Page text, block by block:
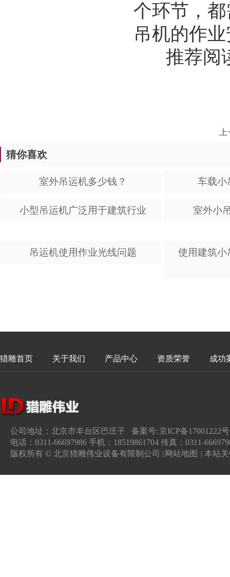
个环节，
吊机的作
推荐阅
猜你喜欢
室外吊运机多少钱？ 车载小
小型吊运机广泛用于建筑行业 室外小
吊运机使用作业光线问题 使用建筑小
猎雕首页 关于我们 产品中心 资质荣誉 成功
公司地址：北京市丰台区巴庄子 备案号:京ICP备17001222
电话：0311-66697986 手机：18519861704 传真：0311-
版权所有 © 北京猎雕伟业设备有限制公司 | 网站地图 | 本站